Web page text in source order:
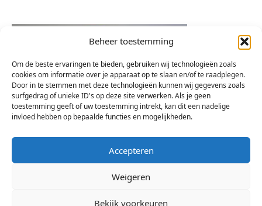
Beheer toestemming
Om de beste ervaringen te bieden, gebruiken wij technologieën zoals
cookies om informatie over je apparaat op te slaan en/of te raadplegen.
Door in te stemmen met deze technologieën kunnen wij gegevens zoals
surfgedrag of unieke ID's op deze site verwerken. Als je geen
toestemming geeft of uw toestemming intrekt, kan dit een nadelige
invloed hebben op bepaalde functies en mogelijkheden.
Accepteren
Weigeren
Bekijk voorkeuren